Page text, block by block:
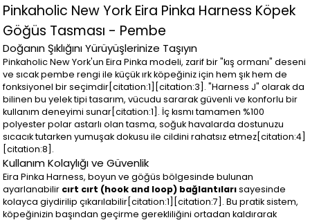
Pinkaholic New York Eira Pinka Harness Köpek
Göğüs Tasması - Pembe
Doğanın Şıklığını Yürüyüşlerinize Taşıyın
Pinkaholic New York'un Eira Pinka modeli, zarif bir "kış ormanı" deseni
ve sıcak pembe rengi ile küçük ırk köpeğiniz için hem şık hem de
fonksiyonel bir seçimdir[citation:1][citation:3]. "Harness J" olarak da
bilinen bu yelek tipi tasarım, vücudu sararak güvenli ve konforlu bir
kullanım deneyimi sunar[citation:1]. İç kısmı tamamen %100
polyester polar astarlı olan tasma, soğuk havalarda dostunuzu
sıcacık tutarken yumuşak dokusu ile cildini rahatsız etmez[citation:4]
[citation:8].
Kullanım Kolaylığı ve Güvenlik
Eira Pinka Harness, boyun ve göğüs bölgesinde bulunan
ayarlanabilir cırt cırt (hook and loop) bağlantılarısayesinde
kolayca giydirilip çıkarılabilir[citation:1][citation:7]. Bu pratik sistem,
köpeğinizin başından geçirme gerekliliğini ortadan kaldırarak